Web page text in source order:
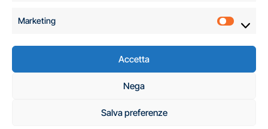
Marketing
Accetta
Nega
Salva preferenze
C.A.S.I. – Centro
Analisi e Studi Italus